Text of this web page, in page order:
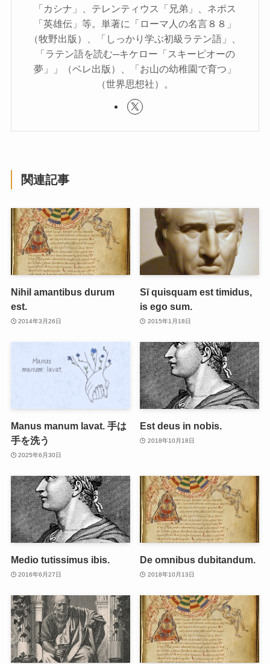
「カシナ」、テレンティウス「兄弟」、ネポス
「英雄伝」等。単著に「ローマ人の名言８８」
（牧野出版）、「しっかり学ぶ初級ラテン語」、
「ラテン語を読む─キケロー「スキーピオーの
夢」」（ベレ出版）、「お山の幼稚園で育つ」
（世界思想社）。
関連記事
Nihil amantibus durum
est.
2014年3月26日
Sī quisquam est timidus,
is ego sum.
2015年1月18日
Manus manum lavat. 手は
手を洗う
2025年6月30日
Est deus in nobis.
2018年10月18日
Medio tutissimus ibis.
2016年6月27日
De omnibus dubitandum.
2018年10月13日